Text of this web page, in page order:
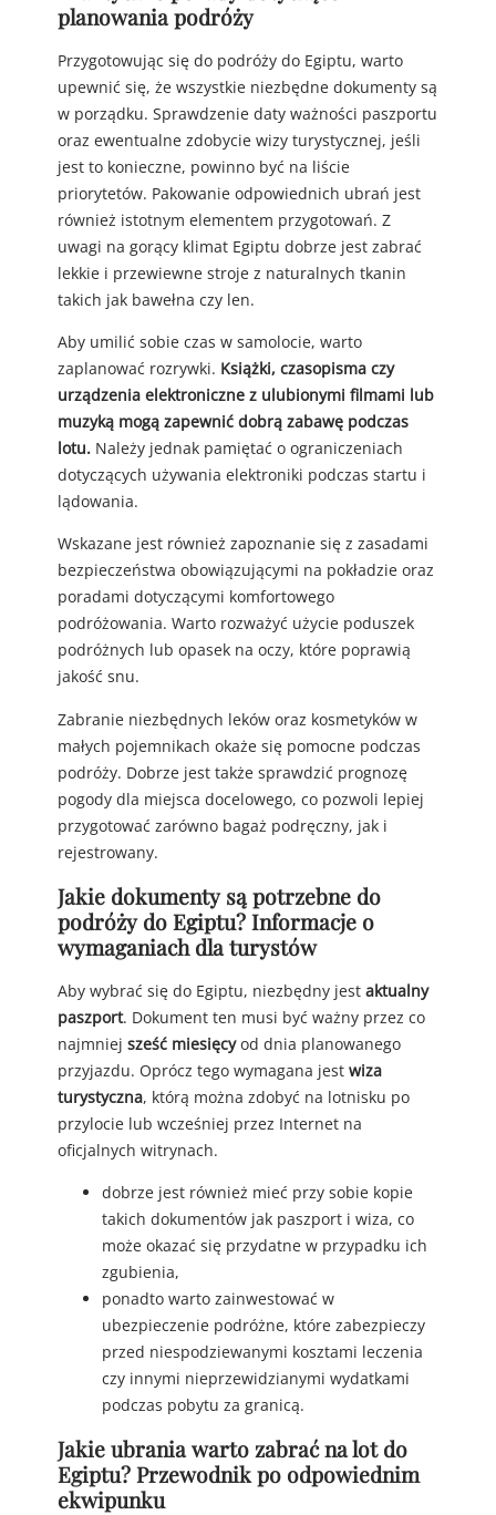
planowania podróży
Przygotowując się do podróży do Egiptu, warto
upewnić się, że wszystkie niezbędne dokumenty są
w porządku. Sprawdzenie daty ważności paszportu
oraz ewentualne zdobycie wizy turystycznej, jeśli
jest to konieczne, powinno być na liście
priorytetów. Pakowanie odpowiednich ubrań jest
również istotnym elementem przygotowań. Z
uwagi na gorący klimat Egiptu dobrze jest zabrać
lekkie i przewiewne stroje z naturalnych tkanin
takich jak bawełna czy len.
Aby umilić sobie czas w samolocie, warto
zaplanować rozrywki. Książki, czasopisma czy
urządzenia elektroniczne z ulubionymi filmami lub
muzyką mogą zapewnić dobrą zabawę podczas
lotu. Należy jednak pamiętać o ograniczeniach
dotyczących używania elektroniki podczas startu i
lądowania.
Wskazane jest również zapoznanie się z zasadami
bezpieczeństwa obowiązującymi na pokładzie oraz
poradami dotyczącymi komfortowego
podróżowania. Warto rozważyć użycie poduszek
podróżnych lub opasek na oczy, które poprawią
jakość snu.
Zabranie niezbędnych leków oraz kosmetyków w
małych pojemnikach okaże się pomocne podczas
podróży. Dobrze jest także sprawdzić prognozę
pogody dla miejsca docelowego, co pozwoli lepiej
przygotować zarówno bagaż podręczny, jak i
rejestrowany.
Jakie dokumenty są potrzebne do
podróży do Egiptu? Informacje o
wymaganiach dla turystów
Aby wybrać się do Egiptu, niezbędny jest aktualny
paszport. Dokument ten musi być ważny przez co
najmniej sześć miesięcyod dnia planowanego
przyjazdu. Oprócz tego wymagana jest wiza
turystyczna, którą można zdobyć na lotnisku po
przylocie lub wcześniej przez Internet na
oficjalnych witrynach.
dobrze jest również mieć przy sobie kopie
takich dokumentów jak paszport i wiza, co
może okazać się przydatne w przypadku ich
zgubienia,
ponadto warto zainwestować w
ubezpieczenie podróżne, które zabezpieczy
przed niespodziewanymi kosztami leczenia
czy innymi nieprzewidzianymi wydatkami
podczas pobytu za granicą.
Jakie ubrania warto zabrać na lot do
Egiptu? Przewodnik po odpowiednim
ekwipunku